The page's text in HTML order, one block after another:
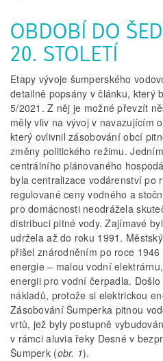
OBDOBÍ DO
20. STOLETÍ
Etapy vývoje šumperského
detailně popsány v článku, který
5/2021. Z něj je možné převzít
měly vliv na vývoj v navazujícím
který ovlivnil zásobování obcí
změny politického režimu.
centrálního plánovaného
byla centralizace vodárenství po
regulované ceny vodného a
pro domácnosti neodrážela
distribuci pitné vody. Zajímavé
udržela až do roku 1991.
přišel znárodněním po roce
energie – malou vodní
energii pro vodní čerpadla.
nákladů, protože si elektrickou
Zásobování Šumperka pitnou
vrtů, jež byly postupně
v rámci aluvia řeky Desné v
Šumperk (obr. 1).